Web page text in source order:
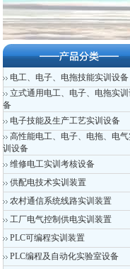
电工、电子、电拖技能实训设备
立式通用电工、电子、电拖实
备
电子技能及生产工艺实训设备
高性能电工、电子、电拖、电
训设备
维修电工实训考核设备
供配电技术实训装置
农村通信系统线路实训装置
工厂电气控制供电实训装置
PLC可编程实训装置
PLC编程及自动化实验室设备